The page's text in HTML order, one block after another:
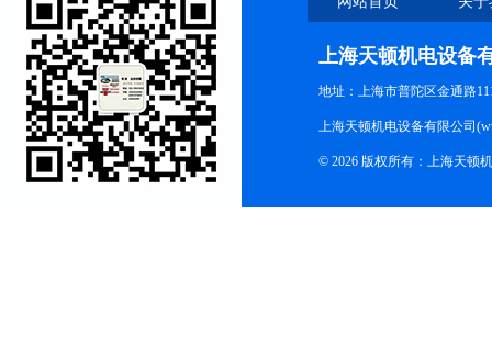
上海天顿机电设备
地址：上海市普陀区金通路
上海天顿机电设备有限公司
© 2026 版权所有：上海天顿